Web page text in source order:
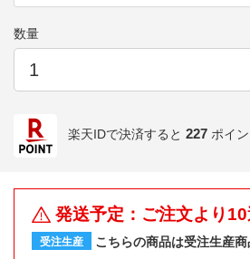
数量
楽天IDで決済すると 227 ポイ
発送予定：ご注文より
受注生産
こちらの商品は受注生産商